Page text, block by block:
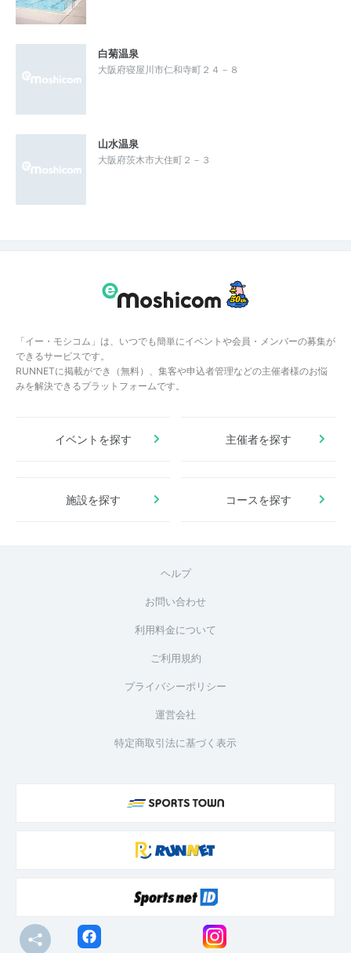
白菊温泉
大阪府寝屋川市仁和寺町２４－８
山水温泉
大阪府茨木市大住町２－３
「イー・モシコム」は、いつでも簡単にイベントや会員・メンバーの募集が
できるサービスです。
RUNNETに掲載ができ（無料）、集客や申込者管理などの主催者様のお悩
みを解決できるプラットフォームです。
イベントを探す 主催者を探す
施設を探す コースを探す
ヘルプ
お問い合わせ
利用料金について
ご利用規約
プライバシーポリシー
運営会社
特定商取引法に基づく表示